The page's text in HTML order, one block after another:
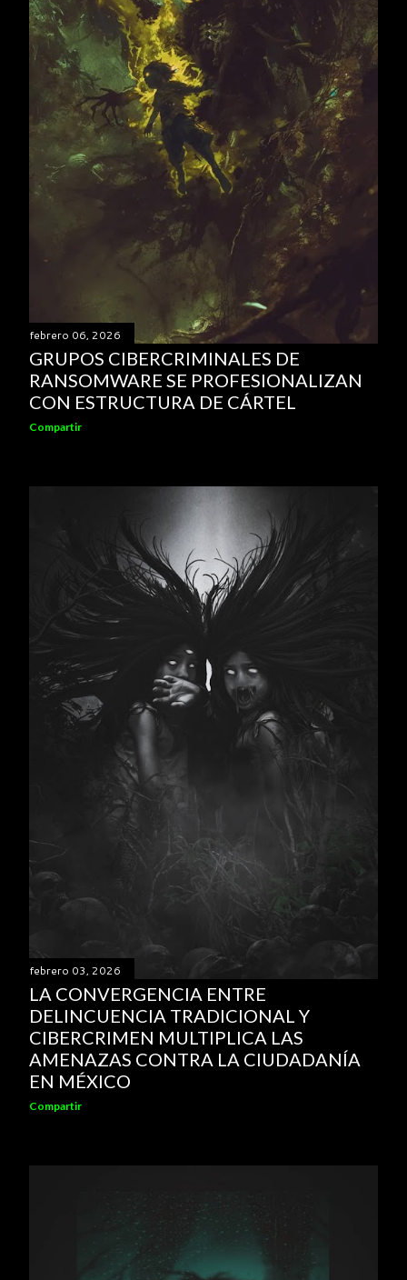
febrero 06, 2026
GRUPOS CIBERCRIMINALES DE
RANSOMWARE SE PROFESIONALIZAN
CON ESTRUCTURA DE CÁRTEL
Compartir
febrero 03, 2026
LA CONVERGENCIA ENTRE
DELINCUENCIA TRADICIONAL Y
CIBERCRIMEN MULTIPLICA LAS
AMENAZAS CONTRA LA CIUDADANÍA
EN MÉXICO
Compartir